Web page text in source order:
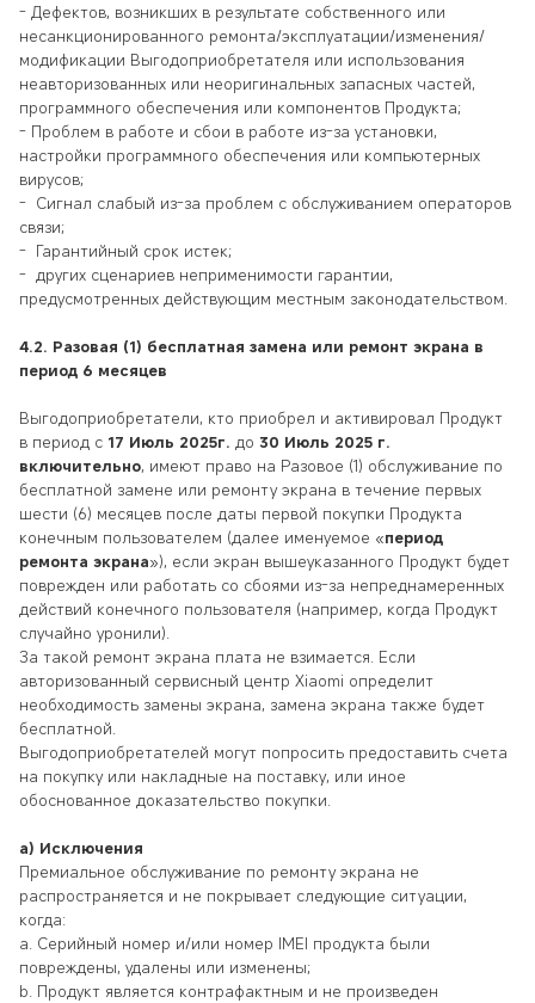
- Дефектов, возникших в результате собственного или
несанкционированного ремонта/эксплуатации/изменения/
модификации Выгодоприобретателя или использования
неавторизованных или неоригинальных запасных частей,
программного обеспечения или компонентов Продукта;
- Проблем в работе и сбои в работе из-за установки,
настройки программного обеспечения или компьютерных
вирусов;
- Сигнал слабый из-за проблем с обслуживанием операторов
связи;
- Гарантийный срок истек;
- других сценариев неприменимости гарантии,
предусмотренных действующим местным законодательством.
4.2. Разовая (1) бесплатная замена или ремонт экрана в
период 6 месяцев
Выгодоприобретатели, кто приобрел и активировал Продукт
в период с 17 Июль 2025г. до 30 Июль 2025 г.
включительно, имеют право на Разовое (1) обслуживание по
бесплатной замене или ремонту экрана в течение первых
шести (6) месяцев после даты первой покупки Продукта
конечным пользователем (далее именуемое «период
ремонта экрана»), если экран вышеуказанного Продукт будет
поврежден или работать со сбоями из-за непреднамеренных
действий конечного пользователя (например, когда Продукт
случайно уронили).
За такой ремонт экрана плата не взимается. Если
авторизованный сервисный центр Xiaomi определит
необходимость замены экрана, замена экрана также будет
бесплатной.
Выгодоприобретателей могут попросить предоставить счета
на покупку или накладные на поставку, или иное
обоснованное доказательство покупки.
a) Исключения
Премиальное обслуживание по ремонту экрана не
распространяется и не покрывает следующие ситуации,
когда:
a. Серийный номер и/или номер IMEI продукта были
повреждены, удалены или изменены;
b. Продукт является контрафактным и не произведен